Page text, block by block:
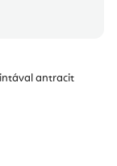
antracit